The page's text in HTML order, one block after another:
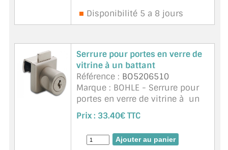
MIROIR VIEILLI
MIROIR DÉCORATIF DE COULEUR
LOTS DE MIROIRS EN MOZAÏQUE
MIROIR POUR PORTE
MIROIR DE SALLE DE BAIN
MIROIR PAROI DE DOUCHE
Disponibilité 5 a 8 jours
Serrure pour portes en verre de
vitrine à un battant
Référence : BO5206510
Marque : BOHLE - Serrure pour
portes en verre de vitrine à un
battant. Aspect chromé mat.
Avec 2 clés. Fermeture 180°.
Pour verre de 4 à 8mm. Sans
perçage du verre (fixation ...
Prix : 33.40€ TTC